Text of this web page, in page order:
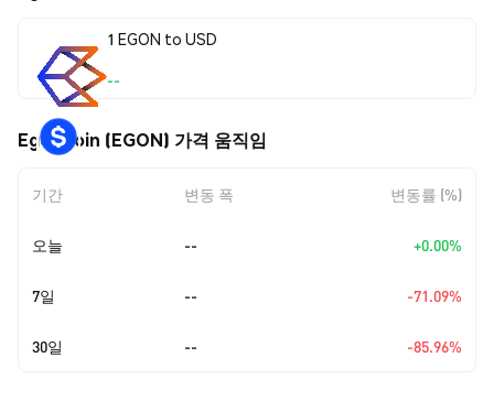
1 EGON to USD
--
EgonCoin (EGON) 가격 움직임
기간 변동 폭 변동률 (%)
오늘 -- +0.00%
7일 -- -71.09%
30일 -- -85.96%